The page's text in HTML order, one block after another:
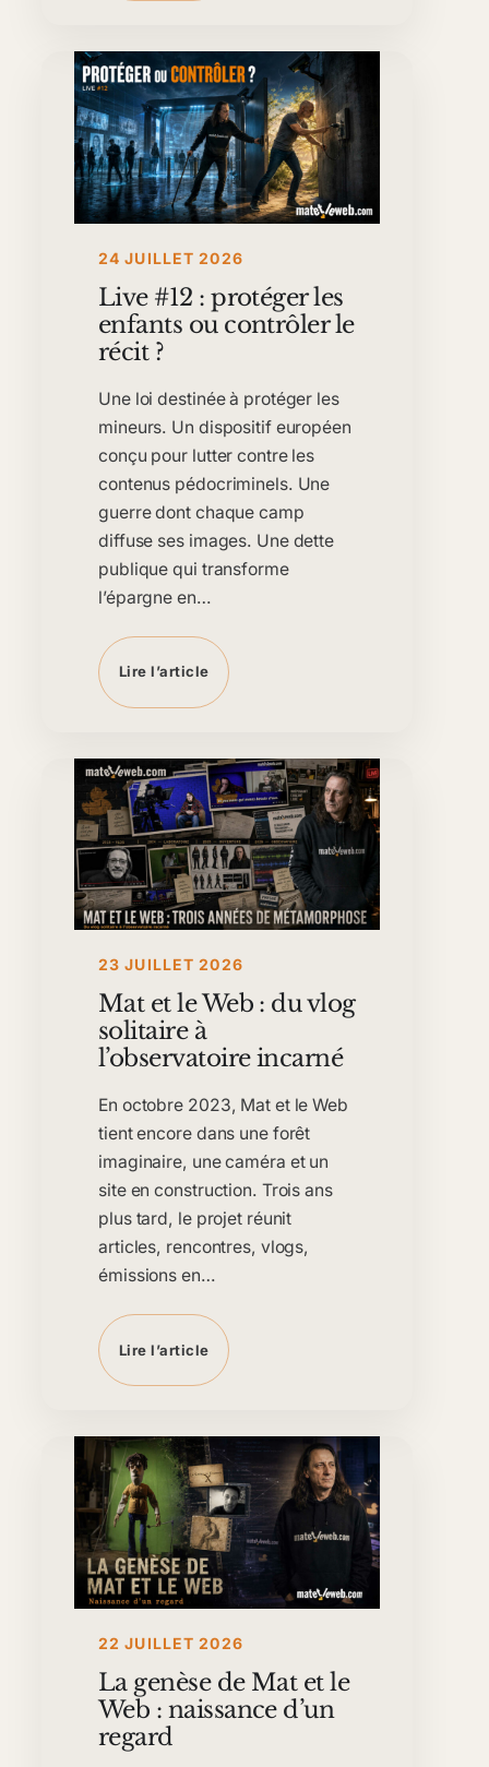
24 JUILLET 2026
Live #12 : protéger les
enfants ou contrôler le
récit ?
Une loi destinée à protéger les
mineurs. Un dispositif européen
conçu pour lutter contre les
contenus pédocriminels. Une
guerre dont chaque camp
diffuse ses images. Une dette
publique qui transforme
l’épargne en…
Lire l’article
23 JUILLET 2026
Mat et le Web : du vlog
solitaire à
l’observatoire incarné
En octobre 2023, Mat et le Web
tient encore dans une forêt
imaginaire, une caméra et un
site en construction. Trois ans
plus tard, le projet réunit
articles, rencontres, vlogs,
émissions en…
Lire l’article
22 JUILLET 2026
La genèse de Mat et le
Web : naissance d’un
regard